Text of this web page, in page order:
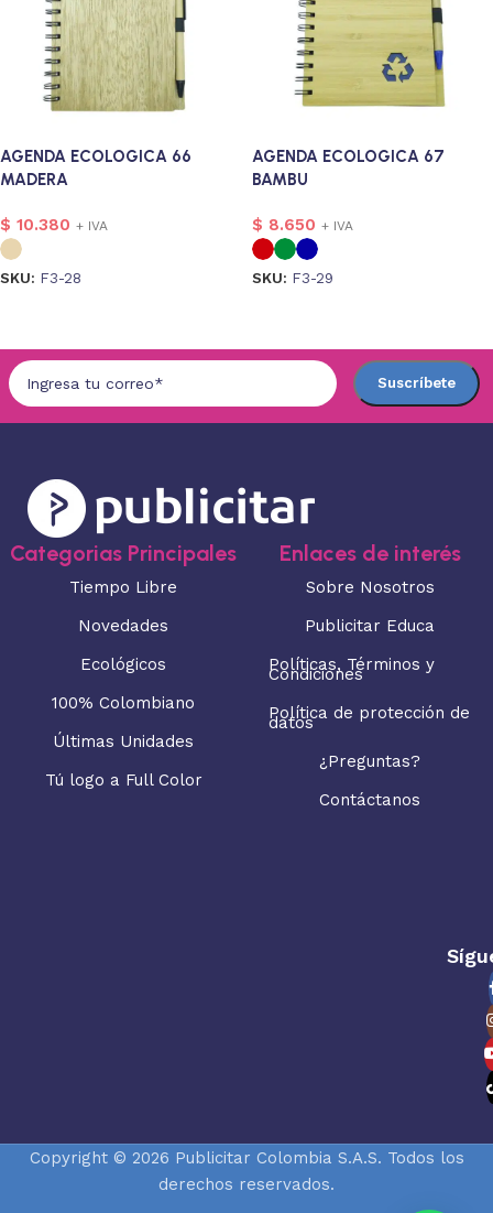
AGENDA ECOLOGICA 66
MADERA
$ 10.380 + IVA
SKU: F3-28
AGENDA ECOLOGICA 67
BAMBU
$ 8.650 + IVA
SKU: F3-29
Categorias Principales
Tiempo Libre
Novedades
Ecológicos
100% Colombiano
Últimas Unidades
Tú logo a Full Color
Enlaces de interés
Sobre Nosotros
Publicitar Educa
Políticas, Términos y
Condiciones
Política de protección de
datos
¿Preguntas?
Contáctanos
Copyright © 2026 Publicitar Colombia S.A.S. Todos los
derechos reservados.